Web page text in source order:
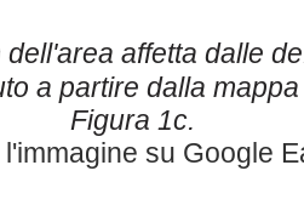
affetta dalle
a partire dalla
Figura 1c.
su Google